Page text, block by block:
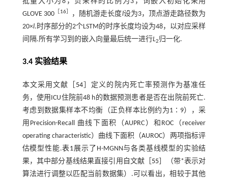
GLOVE 300［ 16］ ，随机游走长度l设为3，顶点游走路径数为
20×l.时序部分的2个LSTM的时序长度均设为48，以对应采样
间隔.所有学习到的嵌入向量最后统一进行L2归一化.
3.4 实验结果
本文采用文献［ 54 ］定义的院内死亡率预测作为基准任
务，使用ICU住院前48 h的数据预测患者是否在出院前死亡.
考虑到数据集样本不均衡（正负样本比例约为1∶9），采
用Precision-Recall 曲线下面积（AUPRC）和ROC（receiver
operating characteristic）曲线下面积（AUROC）两项指标评
估模型性能.表1展示了H-MGNN与各类基线模型的实验结
果，其中部分基线结果直接引用自文献［ 55 ］（带*表示对
算法进行调整以匹配当前数据集）.可以看出，相较于其他